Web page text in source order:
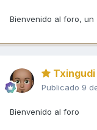
Bienvenido al foro, un
Txingudi
Publicado 9
Bienvenido al foro